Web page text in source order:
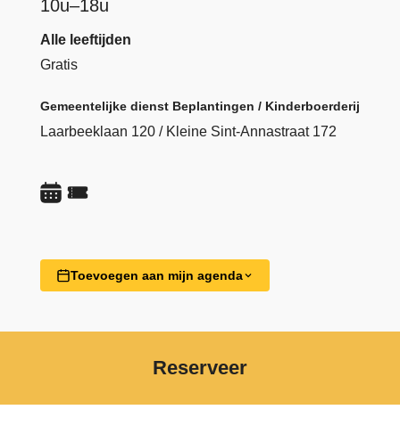
10u–18u
Alle leeftijden
Gratis
Gemeentelijke dienst Beplantingen / Kinderboerderij
Laarbeeklaan 120 / Kleine Sint-Annastraat 172
Toevoegen aan mijn agenda
Reserveer